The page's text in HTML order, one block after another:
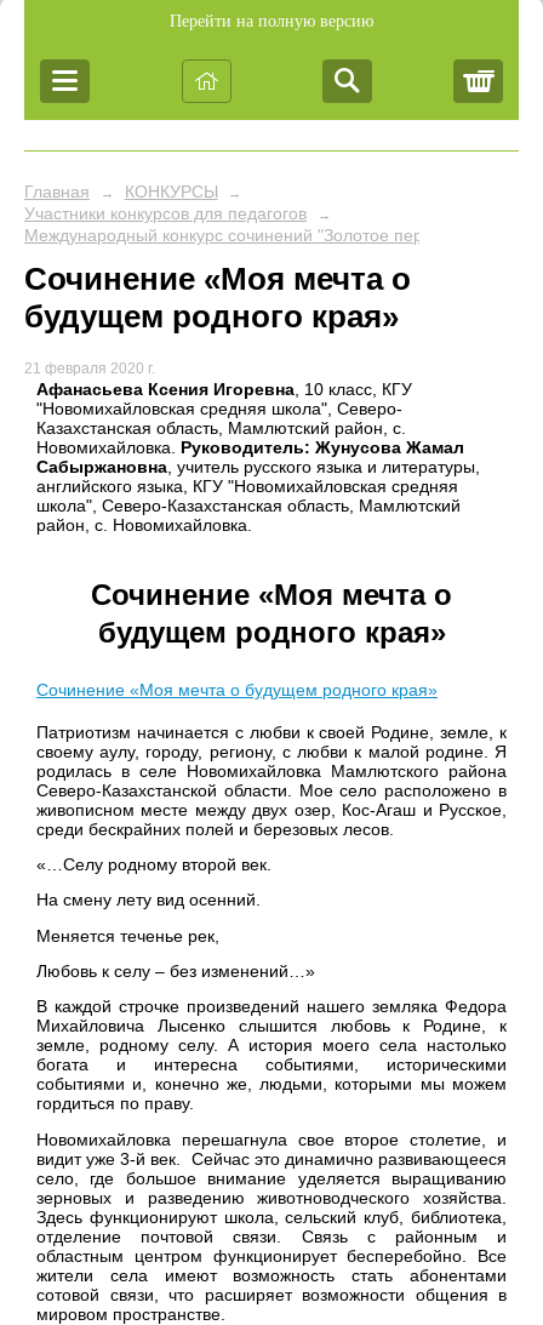
Перейти на полную версию
Главная → КОНКУРСЫ →
Участники конкурсов для педагогов →
Международный конкурс сочинений "Золотое перо"
Сочинение «Моя мечта о
будущем родного края»
21 февраля 2020 г.
Афанасьева Ксения Игоревна, 10 класс, КГУ
"Новомихайловская средняя школа", Северо-
Казахстанская область, Мамлютский район, с.
Новомихайловка. Руководитель: Жунусова Жамал
Сабыржановна, учитель русского языка и литературы,
английского языка, КГУ "Новомихайловская средняя
школа", Северо-Казахстанская область, Мамлютский
район, с. Новомихайловка.
Сочинение «Моя мечта о
будущем родного края»
Сочинение «Моя мечта о будущем родного края»
Патриотизм начинается с любви к своей Родине, земле, к
своему аулу, городу, региону, с любви к малой родине. Я
родилась в селе Новомихайловка Мамлютского района
Северо-Казахстанской области. Мое село расположено в
живописном месте между двух озер, Кос-Агаш и Русское,
среди бескрайних полей и березовых лесов.
«…Селу родному второй век.
На смену лету вид осенний.
Меняется теченье рек,
Любовь к селу – без изменений…»
В каждой строчке произведений нашего земляка Федора
Михайловича Лысенко слышится любовь к Родине, к
земле, родному селу. А история моего села настолько
богата и интересна событиями, историческими
событиями и, конечно же, людьми, которыми мы можем
гордиться по праву.
Новомихайловка перешагнула свое второе столетие, и
видит уже 3-й век. Сейчас это динамично развивающееся
село, где большое внимание уделяется выращиванию
зерновых и разведению животноводческого хозяйства.
Здесь функционируют школа, сельский клуб, библиотека,
отделение почтовой связи. Связь с районным и
областным центром функционирует бесперебойно. Все
жители села имеют возможность стать абонентами
сотовой связи, что расширяет возможности общения в
мировом пространстве.